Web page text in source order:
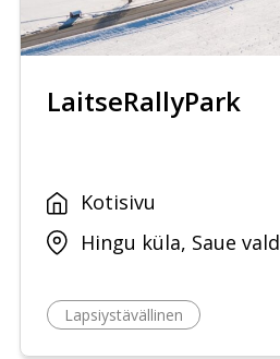
LaitseRallyPark
Kotisivu
Hingu küla, Saue vald
Lapsiystävällinen